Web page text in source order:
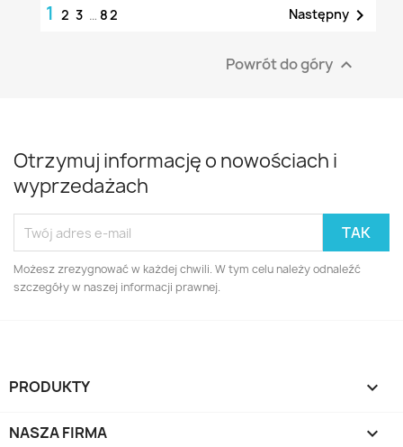
1 2 3 … 82 Następny 
Powrót do góry 
Otrzymuj informację o nowościach i
wyprzedażach
Możesz zrezygnować w każdej chwili. W tym celu należy odnaleźć
szczegóły w naszej informacji prawnej.
PRODUKTY 
NASZA FIRMA 